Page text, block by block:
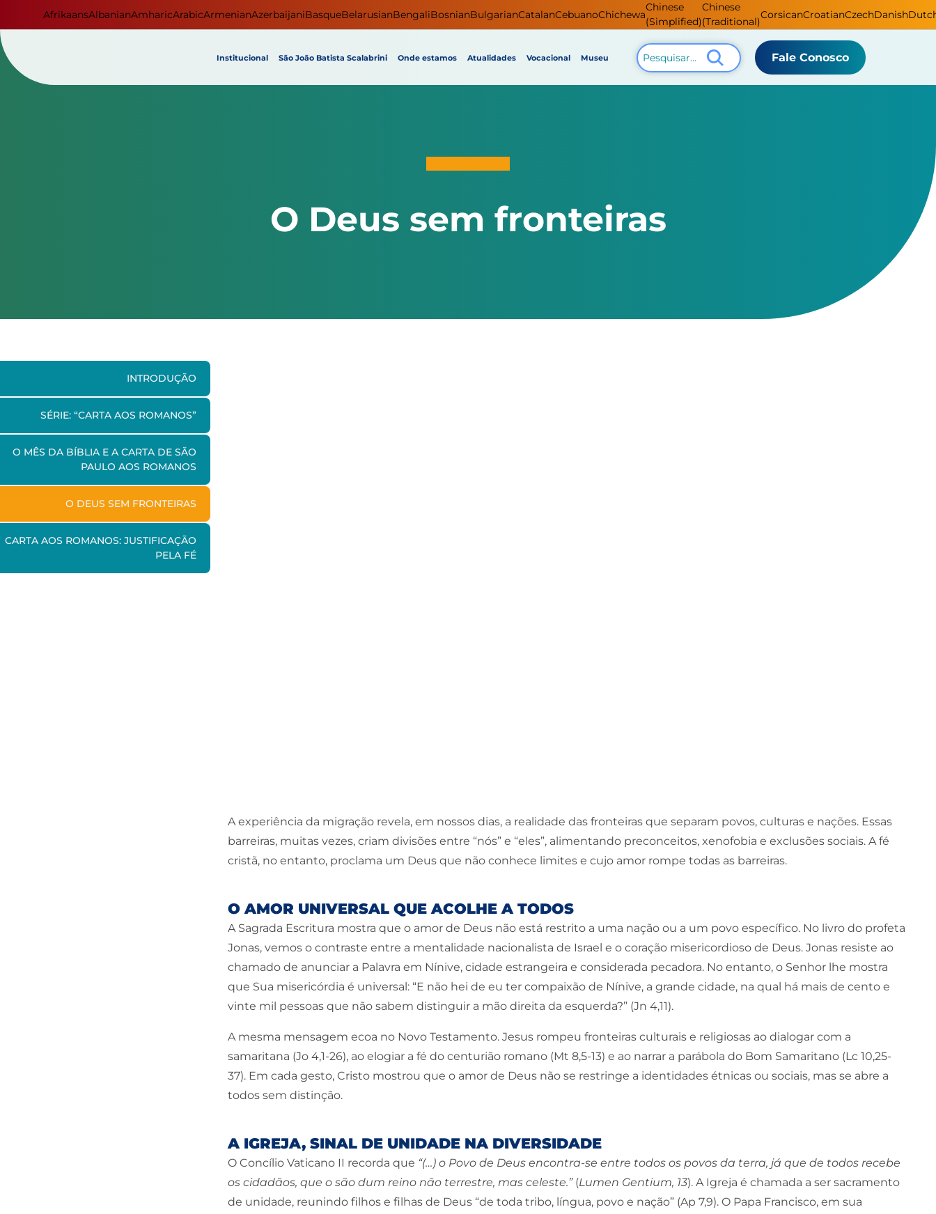
AfrikaansAlbanianAmharicArabicArmenianAzerbaijaniBasqueBelarusianBengaliBosnianBulgarianCatalanCebuanoChichewa
Chinese
(Simplified)
Chinese
(Traditional)
CorsicanCroatianCzechDanish
Institucional São João Batista Scalabrini Onde estamos Atualidades Vocacional Museu Fale Conosco
O Deus sem fronteiras
INTRODUÇÃO
SÉRIE: “CARTA AOS ROMANOS”
O MÊS DA BÍBLIA E A CARTA DE SÃO
PAULO AOS ROMANOS
O DEUS SEM FRONTEIRAS
CARTA AOS ROMANOS: JUSTIFICAÇÃO
PELA FÉ
A experiência da migração revela, em nossos dias, a realidade das fronteiras que separam povos, culturas e nações. Essas
barreiras, muitas vezes, criam divisões entre “nós” e “eles”, alimentando preconceitos, xenofobia e exclusões sociais. A fé
cristã, no entanto, proclama um Deus que não conhece limites e cujo amor rompe todas as barreiras.
O AMOR UNIVERSAL QUE ACOLHE A TODOS
A Sagrada Escritura mostra que o amor de Deus não está restrito a uma nação ou a um povo específico. No livro do profeta
Jonas, vemos o contraste entre a mentalidade nacionalista de Israel e o coração misericordioso de Deus. Jonas resiste ao
chamado de anunciar a Palavra em Nínive, cidade estrangeira e considerada pecadora. No entanto, o Senhor lhe mostra
que Sua misericórdia é universal: “E não hei de eu ter compaixão de Nínive, a grande cidade, na qual há mais de cento e
vinte mil pessoas que não sabem distinguir a mão direita da esquerda?” (Jn 4,11).
A mesma mensagem ecoa no Novo Testamento. Jesus rompeu fronteiras culturais e religiosas ao dialogar com a
samaritana (Jo 4,1-26), ao elogiar a fé do centurião romano (Mt 8,5-13) e ao narrar a parábola do Bom Samaritano (Lc 10,25-
37). Em cada gesto, Cristo mostrou que o amor de Deus não se restringe a identidades étnicas ou sociais, mas se abre a
todos sem distinção.
A IGREJA, SINAL DE UNIDADE NA DIVERSIDADE
O Concílio Vaticano II recorda que “(…) o Povo de Deus encontra-se entre todos os povos da terra, já que de todos recebe
os cidadãos, que o são dum reino não terrestre, mas celeste.”(Lumen Gentium, 13). A Igreja é chamada a ser sacramento
de unidade, reunindo filhos e filhas de Deus “de toda tribo, língua, povo e nação” (Ap 7,9). O Papa Francisco, em sua